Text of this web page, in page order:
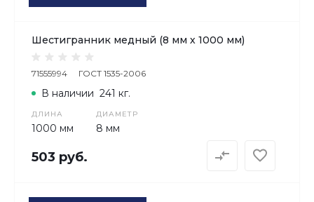
Шестигранник медный (8 мм х 1000 мм)
71555994 ГОСТ 1535-2006
ДЛИНА
1000 мм
ДИАМЕТР
8 мм
В наличии 241 кг.
503 руб.